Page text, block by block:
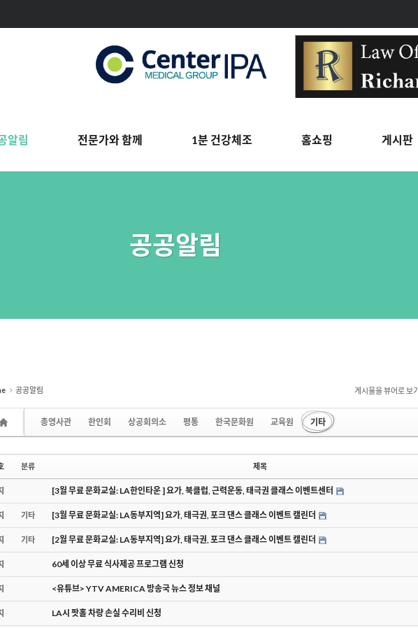
알림 전문가와 함께 1분 건강체조 홈쇼핑 게시판
공공알림
공공알림 게시물을 뷰어로 보기
총영사관 한인회 상공회의소 평통 한국문화원 교육원
기타
분류 제목
[3월 무료 문화교실: LA한인타운 ] 요가, 북클럽, 근력운동, 태극권 클래스 이벤트센터
기타 [3월 무료 문화교실: LA동부지역] 요가, 태극권, 포크 댄스 클래스 이벤트 캘린더
기타 [2월 무료 문화교실: LA동부지역] 요가, 태극권, 포크 댄스 클래스 이벤트 캘린더
60세 이상 무료 식사제공 프로그램 신청
<유튜브> YTV AMERICA 방송국 뉴스 정보 채널
LA시 팟홀 차량 손실 수리비 신청